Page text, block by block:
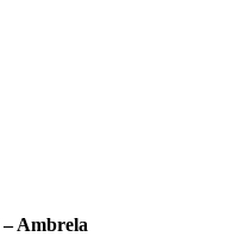
Ambrela